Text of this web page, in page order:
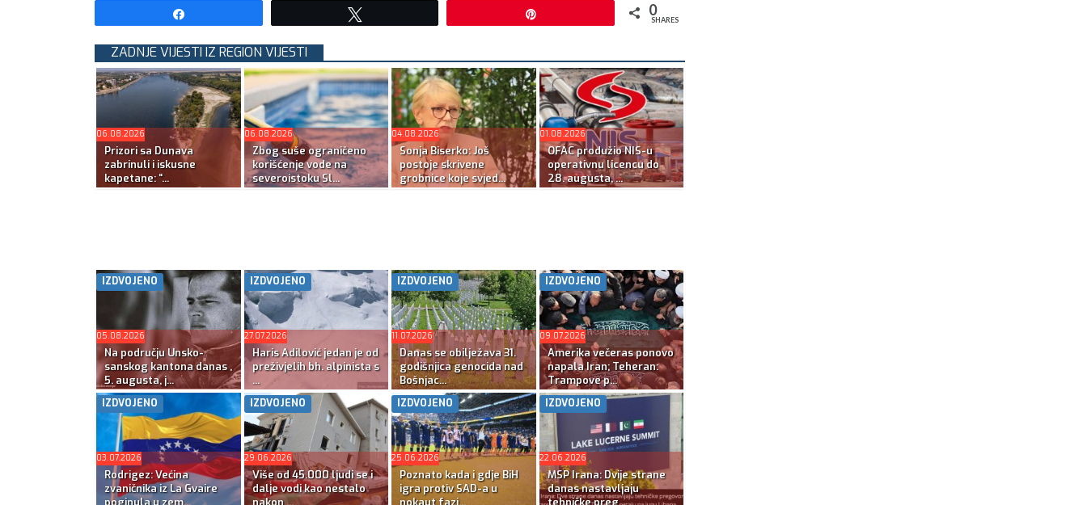
0
SHARES
ZADNJE VIJESTI IZ REGION VIJESTI
06.08.2026
Prizori sa Dunava
zabrinuli i iskusne
kapetane: “...
06.08.2026
Zbog suše ograničeno
korišćenje vode na
severoistoku Sl...
04.08.2026
Sonja Biserko: Još
postoje skrivene
grobnice koje svjed...
01.08.2026
OFAC produžio NIS-u
operativnu licencu do
28. augusta, ...
IZDVOJENO
05.08.2026
Na području Unsko-
sanskog kantona danas ,
5. augusta, j...
IZDVOJENO
27.07.2026
Haris Adilović jedan je od
preživjelih bh. alpinista s
...
IZDVOJENO
11.07.2026
Danas se obilježava 31.
godišnjica genocida nad
Bošnjac...
IZDVOJENO
09.07.2026
Amerika večeras ponovo
napala Iran; Teheran:
Trampove p...
IZDVOJENO
03.07.2026
Rodrigez: Većina
zvaničnika iz La Gvaire
IZDVOJENO
29.06.2026
Više od 45.000 ljudi se i
dalje vodi kao nestalo
IZDVOJENO
25.06.2026
Poznato kada i gdje BiH
igra protiv SAD-a u
IZDVOJENO
22.06.2026
MSP Irana: Dvije strane
danas nastavljaju